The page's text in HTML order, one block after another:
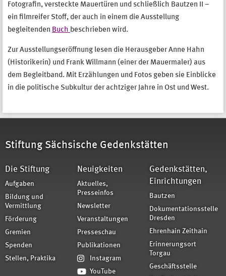
Fotografin, versteckte Mauertüren und schließlich Bautzen II –
ein filmreifer Stoff, der auch in einem die Ausstellung
begleitenden Buch beschrieben wird.
Zur Ausstellungseröffnung lesen die Herausgeber Anne Hahn
(Historikerin) und Frank Willmann (einer der Mauermaler) aus
dem Begleitband. Mit Erzählungen und Fotos geben sie Einblicke
in die politische Subkultur der achtziger Jahre in Ost und West.
Stiftung Sächsische Gedenkstätten
Die Stiftung
Aufgaben
Bildung und
Vermittlung
Förderung
Gremien
Spenden
Stellen, Praktika
Neuigkeiten
Aktuelles,
Presseinfos
Newsletter
Veranstaltungen
Presseschau
Publikationen
Instagram
YouTube
Gedenkstätten,
Einrichtungen
Bautzen
Dokumentationsstelle
Dresden
Ehrenhain Zeithain
Erinnerungsort
Torgau
Geschäftsstelle